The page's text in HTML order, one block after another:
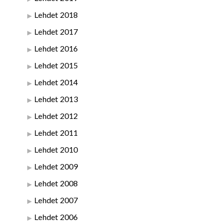
Lehdet 2018
Lehdet 2017
Lehdet 2016
Lehdet 2015
Lehdet 2014
Lehdet 2013
Lehdet 2012
Lehdet 2011
Lehdet 2010
Lehdet 2009
Lehdet 2008
Lehdet 2007
Lehdet 2006